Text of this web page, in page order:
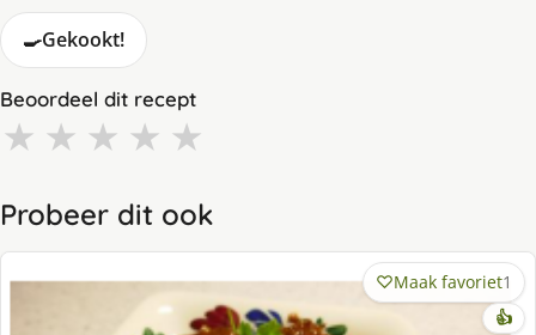
🍳Gekookt!
Beoordeel dit recept
★ ★ ★ ★ ★
Probeer dit ook
Maak favoriet1
👍